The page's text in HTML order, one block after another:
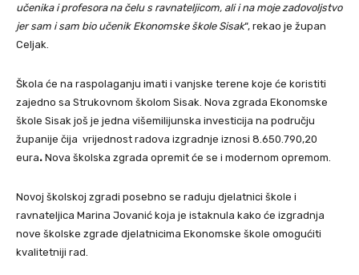
učenika i profesora na čelu s ravnateljicom, ali i na moje zadovoljstvo
jer sam i sam bio učenik Ekonomske škole Sisak“, rekao je župan
Celjak.
Škola će na raspolaganju imati i vanjske terene koje će koristiti
zajedno sa Strukovnom školom Sisak. Nova zgrada Ekonomske
škole Sisak još je jedna višemilijunska investicija na području
županije čija vrijednost radova izgradnje iznosi 8.650.790,20
eura. Nova školska zgrada opremit će se i modernom opremom.
Novoj školskoj zgradi posebno se raduju djelatnici škole i
ravnateljica Marina Jovanić koja je istaknula kako će izgradnja
nove školske zgrade djelatnicima Ekonomske škole omogućiti
kvalitetniji rad.